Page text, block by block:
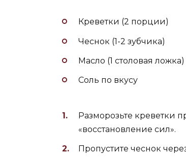
Креветки (2 порции)
Чеснок (1-2 зубчика)
Масло (1 столовая ложка)
Соль по вкусу
Разморозьте креветки
«восстановление сил».
Пропустите чеснок